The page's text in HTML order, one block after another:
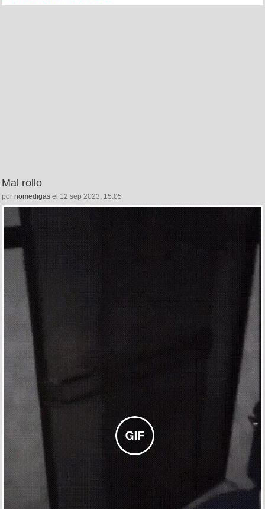
Mal rollo
por nomedigas el 12 sep 2023, 15:05